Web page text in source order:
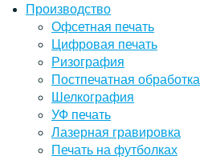
Производство
Офсетная печать
Цифровая печать
Ризография
Постпечатная обработка
Шелкография
УФ печать
Лазерная гравировка
Печать на футболках